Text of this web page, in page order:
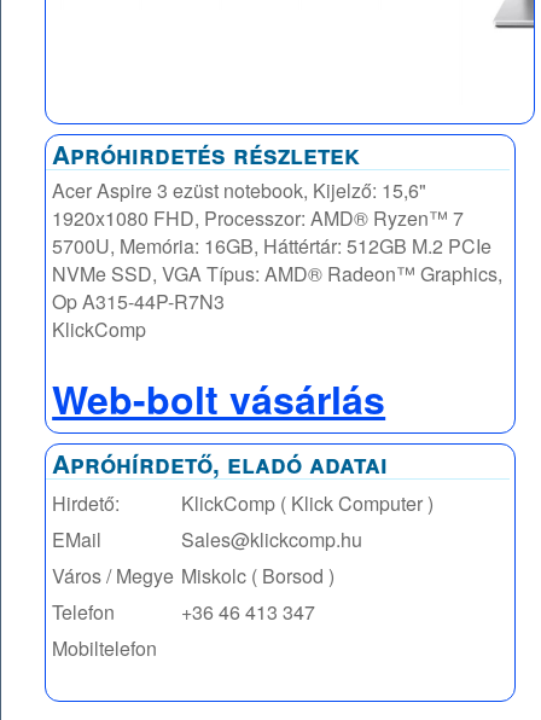
Apróhirdetés részletek
Acer Aspire 3 ezüst notebook, Kijelző: 15,6"
1920x1080 FHD, Processzor: AMD® Ryzen™ 7
5700U, Memória: 16GB, Háttértár: 512GB M.2 PCIe
NVMe SSD, VGA Típus: AMD® Radeon™ Graphics,
Op A315-44P-R7N3
KlickComp
Web-bolt vásárlás
Apróhírdető, eladó adatai
Hirdető:
KlickComp ( Klick Computer )
EMail
Sales@klickcomp.hu
Város / Megye Miskolc ( Borsod )
Telefon
+36 46 413 347
Mobiltelefon